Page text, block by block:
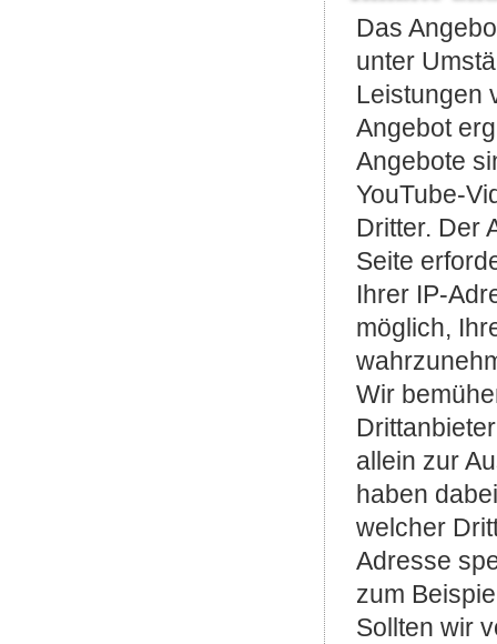
Das
unter
Leistungen
Angebot
Angebote
YouTube-
Dritter. Der
Seite
Ihrer IP-
möglich,
Wir
allein zur
haben
welcher
Adresse
zum
Sollten wir